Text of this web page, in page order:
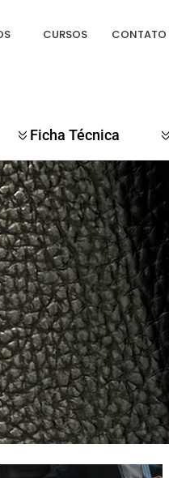
CURSOS CONTATO
Ficha Técnica